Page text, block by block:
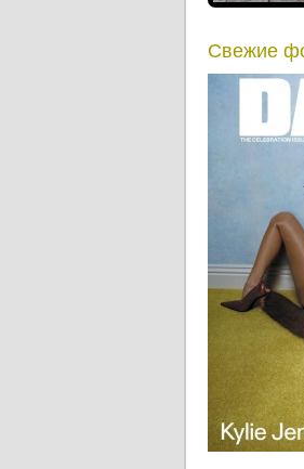
Свежие